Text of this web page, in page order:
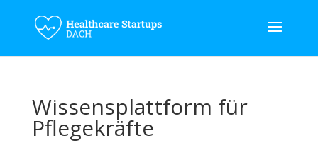
Wissensplattform für
Pflegekräfte